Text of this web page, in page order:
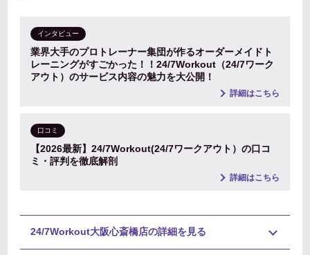
インタビュー
業界大手のプロトレーナー集団が作るオーダーメイドト
レーニングがすごかった！！24/7Workout（24/7ワーク
アウト）のサービス内容の魅力を大公開！
詳細はこちら
口コミ
【2026最新】24/7Workout(24/7ワークアウト）の口コ
ミ・評判を徹底解剖
詳細はこちら
24/7Workout大阪心斎橋店の詳細を見る